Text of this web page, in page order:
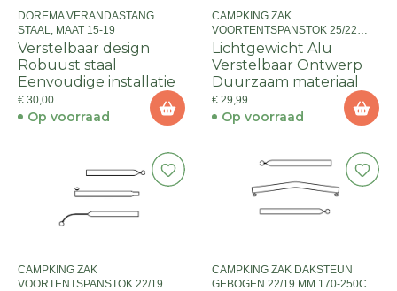
DOREMA VERANDASTANG
STAAL, MAAT 15-19
Verstelbaar design
Robuust staal
Eenvoudige installatie
€ 30,00
Op voorraad
CAMPKING ZAK
VOORTENTSPANSTOK 25/22
MM.210-275CM+QGALU
Lichtgewicht Alu
Verstelbaar Ontwerp
Duurzaam materiaal
€ 29,99
Op voorraad
CAMPKING ZAK
VOORTENTSPANSTOK 22/19
CAMPKING ZAK DAKSTEUN
GEBOGEN 22/19 MM.170-250CM